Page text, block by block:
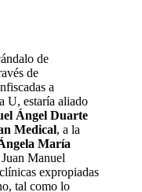
de
de
a
U, estaría aliado
Ángel Duarte
Medical, a la
María
Manuel
expropiadas
tal como lo